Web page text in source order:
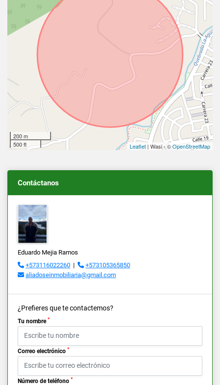
200 m
500 ft
Leaflet | Wasi - ©OpenStreetMap
Contáctanos
Eduardo Mejia Ramos
+573116022260 |
+573105365850
aliadoseinmobiliaria@gmail.com
¿Prefieres que te contactemos?
Tu nombre *
Correo electrónico *
Número de teléfono *